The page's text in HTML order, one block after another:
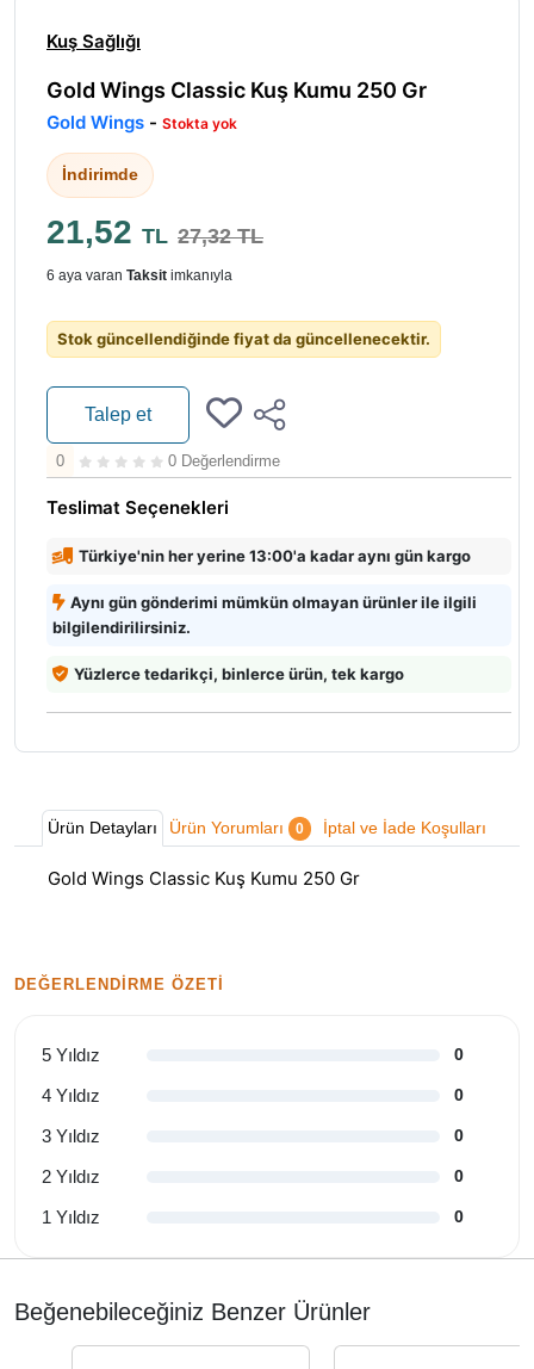
Kuş Sağlığı
Gold Wings Classic Kuş Kumu 250 Gr
Gold Wings - Stokta yok
İndirimde
21,52 TL 27,32 TL
6 aya varan Taksit imkanıyla
Stok güncellendiğinde fiyat da güncellenecektir.
Talep et
0 0 Değerlendirme
Teslimat Seçenekleri
Türkiye'nin her yerine 13:00'a kadar aynı gün kargo
Aynı gün gönderimi mümkün olmayan ürünler ile ilgili
bilgilendirilirsiniz.
Yüzlerce tedarikçi, binlerce ürün, tek kargo
Ürün Detayları Ürün Yorumları 0 İptal ve İade Koşulları
Gold Wings Classic Kuş Kumu 250 Gr
DEĞERLENDIRME ÖZETI
5 Yıldız 0
4 Yıldız 0
3 Yıldız 0
2 Yıldız 0
1 Yıldız 0
Beğenebileceğiniz Benzer Ürünler